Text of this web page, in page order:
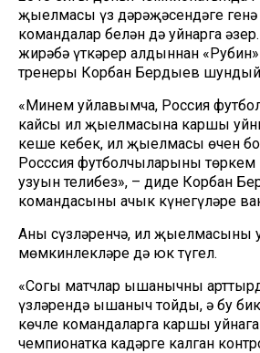
җыелмасы үз дәрәҗәсендәге генә
командалар белән дә уйнарга
жирәбә үткәрер алдыннан
тренеры Корбан Бердыев
«Минем уйлавымча, Россия
кайсы ил җыелмасына каршы
кеше кебек, ил җыелмасы өчен
Росссия футболчыларының
узуын телибез», – диде Корбан
командасының ачык күнегүләре
Аның сүзләренчә, ил
мөмкинлекләре дә юк түгел.
«Соңгы матчлар ышанычны
үзләрендә ышаныч тойды, ә бу
көчле командаларга каршы
чемпионатка кадәрге калган